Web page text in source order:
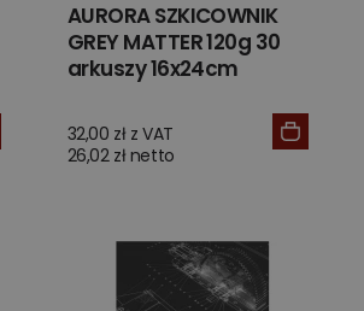
AURORA SZKICOWNIK
GREY MATTER 120g 30
arkuszy 16x24cm
32,00 zł z VAT
26,02 zł netto